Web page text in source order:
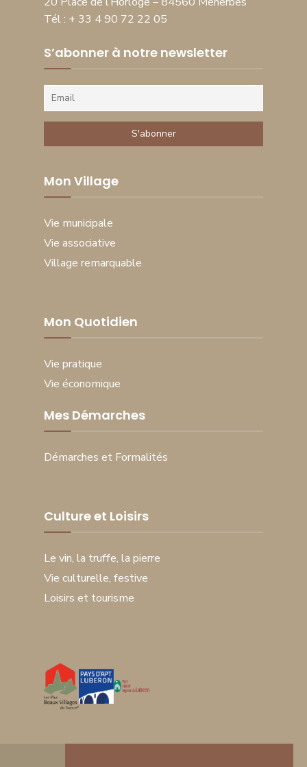
Tél : + 33 4 90 72 22 05
S’abonner à notre newsletter
Mon Village
Vie municipale
Vie associative
Village remarquable
Mon Quotidien
Vie pratique
Vie économique
Mes Démarches
Démarches et Formalités
Culture et Loisirs
Le vin, la truffe, la pierre
Vie culturelle, festive
Loisirs et tourisme